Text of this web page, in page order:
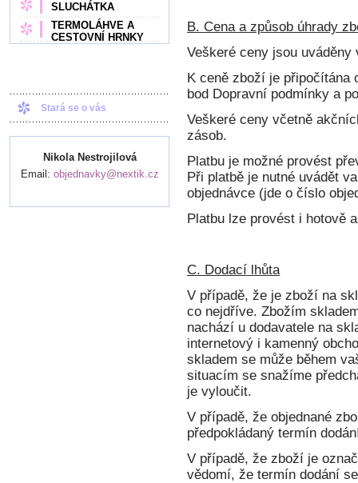
SLUCHÁTKA
TERMOLÁHVE A
CESTOVNÍ HRNKY
Stará se o vás
Nikola Nestrojilová
Email: objednavky@nextik.cz
B. Cena a způsob úhrady
Veškeré ceny jsou uváděny
K ceně zboží je připočítána
bod Dopravní podmínky a
Veškeré ceny včetně
zásob.
Platbu je možné provést
Při platbě je nutné uvádět
objednávce (jde o číslo
Platbu lze provést i hotově
C. Dodací lhůta
V případě, že je zboží na
co nejdříve. Zbožím
nachází u dodavatele na
internetový i kamenný
skladem se může během
situacím se snažíme
je vyloučit.
V případě, že objednané
předpokládaný termín
V případě, že zboží je
vědomí, že termín dodání